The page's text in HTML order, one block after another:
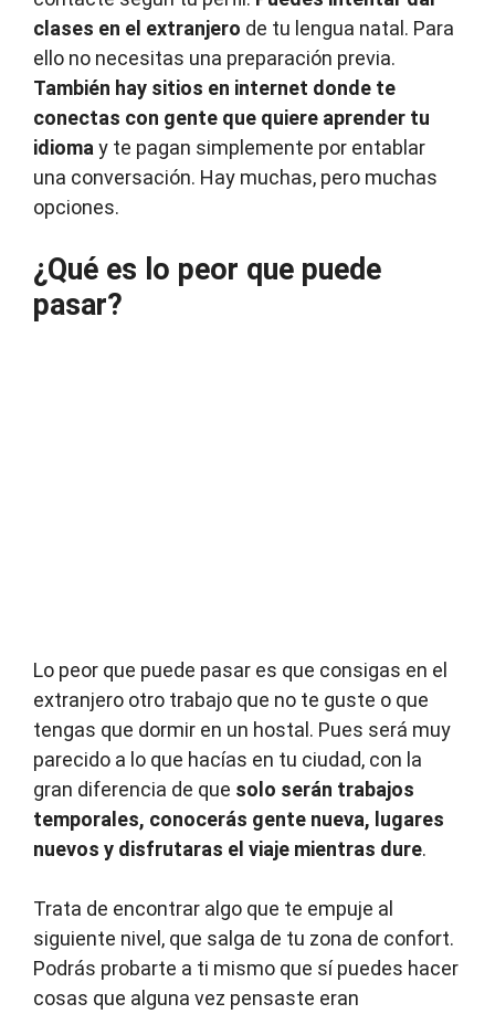
clases en el extranjero de tu lengua natal. Para
ello no necesitas una preparación previa.
También hay sitios en internet donde te
conectas con gente que quiere aprender tu
idioma y te pagan simplemente por entablar
una conversación. Hay muchas, pero muchas
opciones.
¿Qué es lo peor que puede
pasar?
Lo peor que puede pasar es que consigas en el
extranjero otro trabajo que no te guste o que
tengas que dormir en un hostal. Pues será muy
parecido a lo que hacías en tu ciudad, con la
gran diferencia de que solo serán trabajos
temporales, conocerás gente nueva, lugares
nuevos y disfrutaras el viaje mientras dure.
Trata de encontrar algo que te empuje al
siguiente nivel, que salga de tu zona de confort.
Podrás probarte a ti mismo que sí puedes hacer
cosas que alguna vez pensaste eran